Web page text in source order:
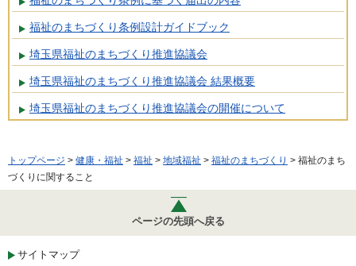
福祉のまちづくり条例設計ガイドブック
埼玉県福祉のまちづくり推進協議会
埼玉県福祉のまちづくり推進協議会 結果概要
埼玉県福祉のまちづくり推進協議会の開催について
トップページ > 健康・福祉 > 福祉 > 地域福祉 > 福祉のまちづくり > 福祉のまち
づくりに関すること
ページの先頭へ戻る
サイトマップ